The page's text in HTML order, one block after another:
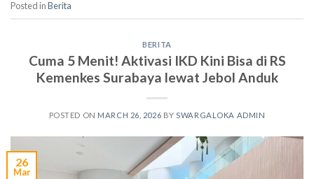
Posted inBerita
BERITA
Cuma 5 Menit! Aktivasi IKD Kini Bisa di RS
Kemenkes Surabaya lewat Jebol Anduk
POSTED ON MARCH 26, 2026 BY SWARGALOKA ADMIN
26
Mar